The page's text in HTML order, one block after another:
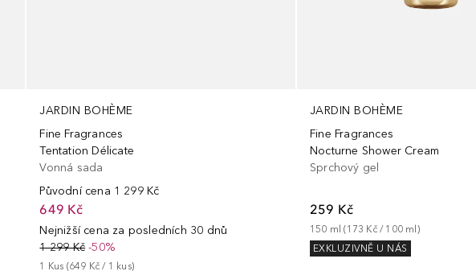
JARDIN BOHÈME
Fine Fragrances
Tentation Délicate
Vonná sada
Původní cena 1 299 Kč
649 Kč
Nejnižší cena za posledních 30 dnů
1 299 Kč -50%
1 Kus (649 Kč / 1 kus)
JARDIN BOHÈME
Fine Fragrances
Nocturne Shower Cream
Sprchový gel
259 Kč
150 ml (173 Kč / 100 ml )
EXKLUZIVNĚ U NÁS